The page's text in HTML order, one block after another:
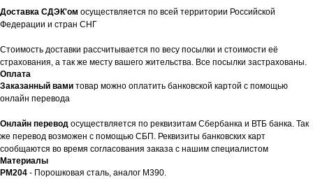
Доставка СДЭК'ом осуществляется по всей территории Российской
Федерации и стран СНГ
Стоимость доставки рассчитывается по весу посылки и стоимости её
страхования, а так же месту вашего жительства. Все посылки застрахованы.
Оплата
Заказанный вами товар можно оплатить банковской картой с помощью
онлайн перевода
Онлайн перевод осуществляется по реквизитам Сбербанка и ВТБ банка. Так
же перевод возможен с помощью СБП. Реквизиты банковских карт
сообщаются во время согласования заказа с нашим специалистом
Материалы
PM204 - Порошковая сталь, аналог М390.